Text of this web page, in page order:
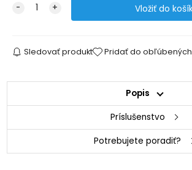
Sledovať produkt Pridať do obľúbených
Popis
Príslušenstvo
Potrebujete poradiť?